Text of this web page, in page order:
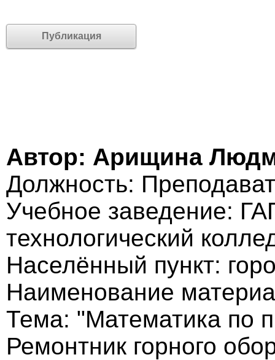
Публикация
Автор: Арищина
Должность:
Учебное заведение:
технологический
Населённый пункт:
Наименование
Тема: "Математика по
Ремонтник горного